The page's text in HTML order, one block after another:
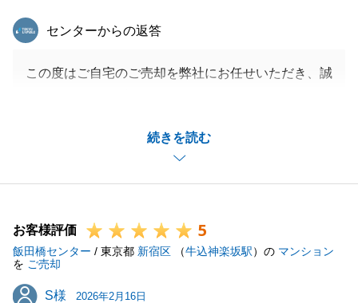
続きを読む
東急リバブル
センターからの返答
この度はご自宅のご売却を弊社にお任せいただき、誠
頂戴いたしましたお言葉を励みに、今後もより一層精
進して参ります。
うぞお気軽にご連絡くださいませ。引き続きよろしく
お願い申し上げます。
お客様評価 5
飯田橋センター / 東京都 新宿区 （牛込神楽坂駅）の マンション
を ご売却
S様
S様 2026年2月16日